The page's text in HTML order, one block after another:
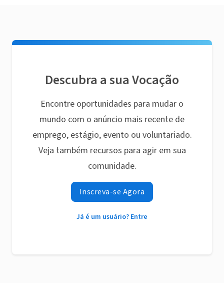
Descubra a sua Vocação
Encontre oportunidades para mudar o
mundo com o anúncio mais recente de
emprego, estágio, evento ou voluntariado.
Veja também recursos para agir em sua
comunidade.
Inscreva-se Agora
Já é um usuário? Entre